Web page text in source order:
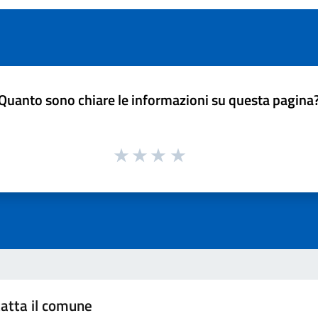
sono chiare le informazioni su questa
il comune